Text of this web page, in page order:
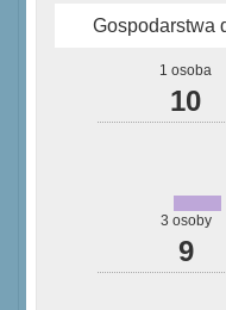
Gospodarstwa
1 osoba
10
3 osoby
9